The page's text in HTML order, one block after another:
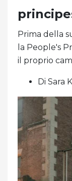
Prima della
la People's
il proprio
Di Sara